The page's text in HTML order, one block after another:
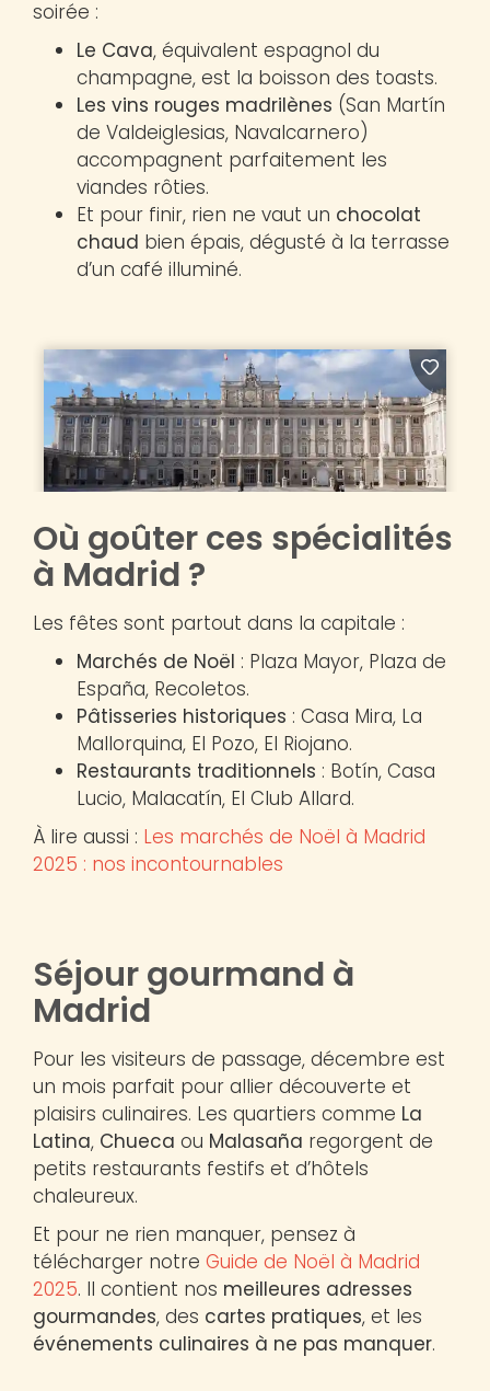
soirée :
Le Cava, équivalent espagnol du
champagne, est la boisson des toasts.
Les vins rouges madrilènes (San Martín
de Valdeiglesias, Navalcarnero)
accompagnent parfaitement les
viandes rôties.
Et pour finir, rien ne vaut un chocolat
chaud bien épais, dégusté à la terrasse
d’un café illuminé.
Où goûter ces spécialités
à Madrid ?
Les fêtes sont partout dans la capitale :
Marchés de Noël : Plaza Mayor, Plaza de
España, Recoletos.
Pâtisseries historiques : Casa Mira, La
Mallorquina, El Pozo, El Riojano.
Restaurants traditionnels : Botín, Casa
Lucio, Malacatín, El Club Allard.
À lire aussi : Les marchés de Noël à Madrid
2025 : nos incontournables
Séjour gourmand à
Madrid
Pour les visiteurs de passage, décembre est
un mois parfait pour allier découverte et
plaisirs culinaires. Les quartiers comme La
Latina, Chueca ou Malasaña regorgent de
petits restaurants festifs et d’hôtels
chaleureux.
Et pour ne rien manquer, pensez à
télécharger notre Guide de Noël à Madrid
2025. Il contient nos meilleures adresses
gourmandes, des cartes pratiques, et les
événements culinaires à ne pas manquer.